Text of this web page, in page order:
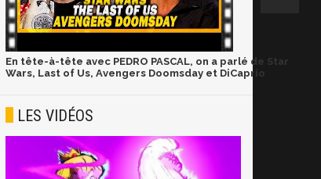
En tête-à-tête avec PEDRO PASCAL, on a parlé de Star
Wars, Last of Us, Avengers Doomsday et DiCaprio
LES VIDÉOS